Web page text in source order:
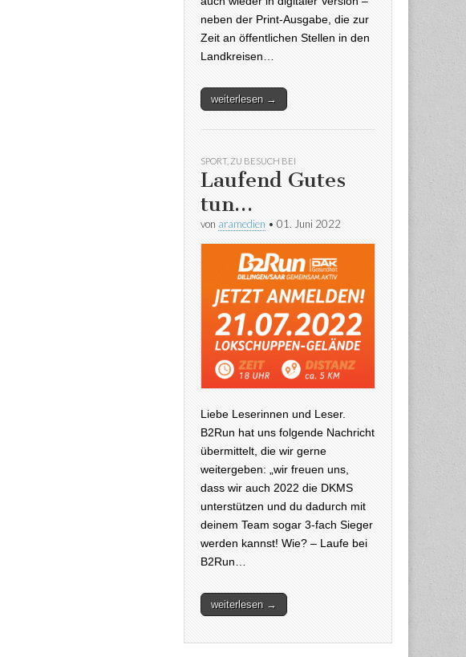
neben der Print-Ausgabe, die zur
Zeit an öffentlichen Stellen in den
Landkreisen…
weiterlesen →
SPORT, ZU BESUCH BEI
Laufend Gutes
tun…
von aramedien • 01. Juni 2022
Liebe Leserinnen und Leser.
B2Run hat uns folgende Nachricht
übermittelt, die wir gerne
weitergeben: „wir freuen uns,
dass wir auch 2022 die DKMS
unterstützen und du dadurch mit
deinem Team sogar 3-fach Sieger
werden kannst! Wie? – Laufe bei
B2Run…
weiterlesen →